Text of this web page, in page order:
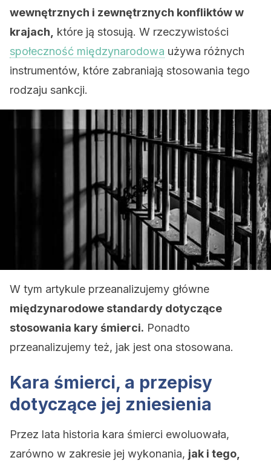
wewnętrznych i zewnętrznych konfliktów w
krajach,
które ją stosują. W rzeczywistości
społeczność międzynarodowa używa różnych
instrumentów, które zabraniają stosowania tego
rodzaju sankcji.
W tym artykule przeanalizujemy główne
międzynarodowe standardy dotyczące
stosowania kary śmierci. Ponadto
przeanalizujemy też, jak jest ona stosowana.
Kara śmierci, a przepisy
dotyczące jej zniesienia
Przez lata historia kara śmierci ewoluowała,
zarówno w zakresie jej wykonania, jak i tego,